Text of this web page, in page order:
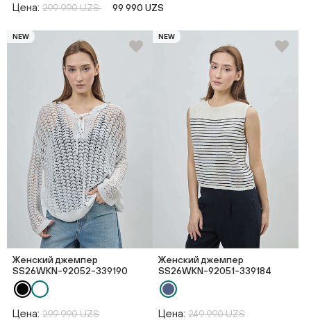
Цена: 299 990 UZS 99 990 UZS
NEW
Женский джемпер
SS26WKN-92052-339190
Цена: 299 990 UZS
NEW
Женский джемпер
SS26WKN-92051-339184
Цена: 249 990 UZS